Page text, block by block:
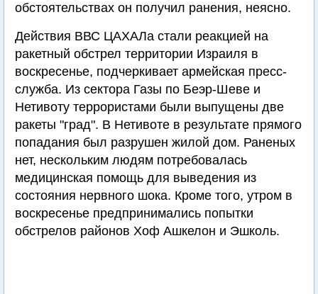
обстоятельствах он получил ранения, неясно.
Действия ВВС ЦАХАЛа стали реакцией на
ракетный обстрел территории Израиля в
воскресенье, подчеркивает армейская пресс-
служба. Из сектора Газы по Беэр-Шеве и
Нетивоту террористами были выпущены две
ракеты "град". В Нетивоте в результате прямого
попадания был разрушен жилой дом. Раненых
нет, нескольким людям потребовалась
медицинская помощь для выведения из
состояния нервного шока. Кроме того, утром в
воскресенье предпринимались попытки
обстрелов районов Хоф Ашкелон и Эшколь.